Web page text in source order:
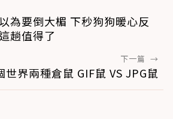
為要倒大楣 下秒狗狗暖心反
趟值得了
下一篇 →
世界兩種倉鼠 GIF鼠 VS JPG鼠